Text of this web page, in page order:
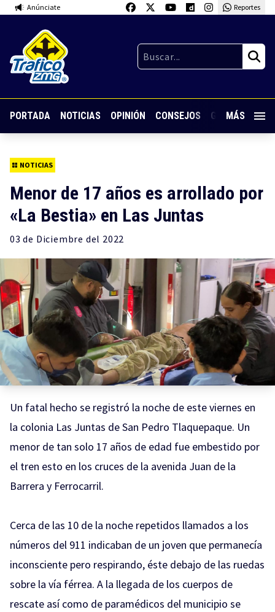
Anúnciate Reportes
PORTADA NOTICIAS OPINIÓN CONSEJOS GUARDIA
MÁS
NOTICIAS
Menor de 17 años es arrollado por
«La Bestia» en Las Juntas
03 de Diciembre del 2022
Un fatal hecho se registró la noche de este viernes en
la colonia Las Juntas de San Pedro Tlaquepaque. Un
menor de tan solo 17 años de edad fue embestido por
el tren esto en los cruces de la avenida Juan de la
Barrera y Ferrocarril.
Cerca de las 10 de la noche repetidos llamados a los
números del 911 indicaban de un joven que permanecía
inconsciente pero respirando, éste debajo de las ruedas
sobre la vía férrea. A la llegada de los cuerpos de
rescate así como de paramédicos del municipio se